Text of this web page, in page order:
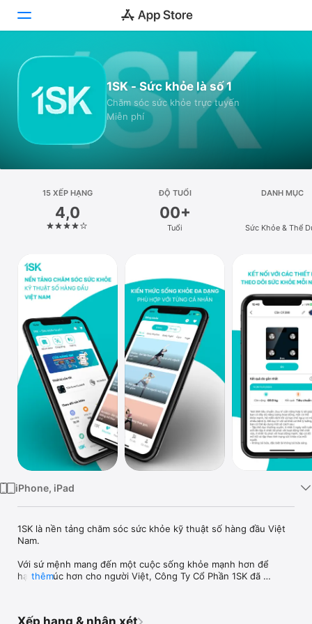
Trò chơi
Tìm kiếm
Nền tảng
iPhone
Máy Mac
Watch
TV
1SK - Sức khỏe là số 1
Chăm sóc sức khỏe trực tuyến
Miễn phí
15 XẾP HẠNG
4,0
ĐỘ TUỔI
00+
Tuổi
DANH MỤC
Sức Khỏe & Thể
iPhone, iPad
1SK là nền tảng chăm sóc sức khỏe kỹ thuật số hàng đầu Việt
Nam.
Với sứ mệnh mang đến một cuộc sống khỏe mạnh hơn để
hạnh phúc hơn cho người Việt, Công Ty Cổ Phần 1SK đã
thêm
Xếp hạng & nhận xét